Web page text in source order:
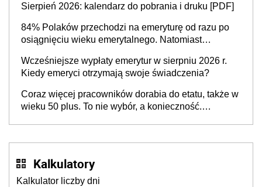
Sierpień 2026: kalendarz do pobrania i druku [PDF]
84% Polaków przechodzi na emeryturę od razu po
osiągnięciu wieku emerytalnego. Natomiast
stanie? Pracownicy 45+ to siła napędowa
gospodarki
Wcześniejsze wypłaty emerytur w sierpniu 2026 r.
Kiedy emeryci otrzymają swoje świadczenia?
Coraz więcej pracowników dorabia do etatu, także w
wieku 50 plus. To nie wybór, a konieczność.
Kalkulatory
Kalkulator liczby dni